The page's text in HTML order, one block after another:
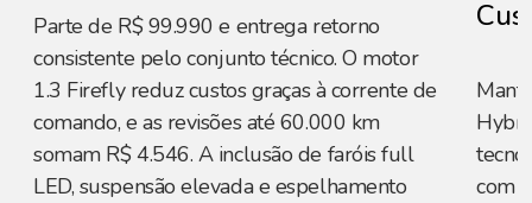
Parte de R$ 99.990 e entrega retorno
consistente pelo conjunto técnico. O motor
1.3 Firefly reduz custos graças à corrente de
comando, e as revisões até 60.000 km
somam R$ 4.546. A inclusão de faróis full
LED, suspensão elevada e espelhamento
com